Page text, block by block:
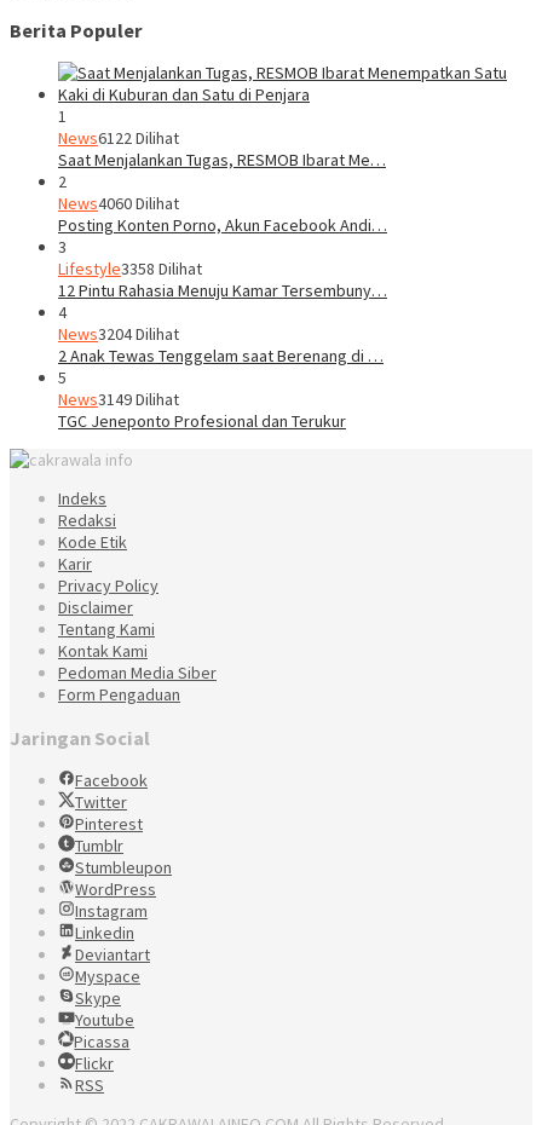
Berita Populer
1
News6122 Dilihat
Saat Menjalankan Tugas, RESMOB Ibarat Me…
2
News4060 Dilihat
Posting Konten Porno, Akun Facebook Andi…
3
Lifestyle3358 Dilihat
12 Pintu Rahasia Menuju Kamar Tersembuny…
4
News3204 Dilihat
2 Anak Tewas Tenggelam saat Berenang di …
5
News3149 Dilihat
TGC Jeneponto Profesional dan Terukur
Indeks
Redaksi
Kode Etik
Karir
Privacy Policy
Disclaimer
Tentang Kami
Kontak Kami
Pedoman Media Siber
Form Pengaduan
Jaringan Social
Facebook
Twitter
Pinterest
Tumblr
Stumbleupon
WordPress
Instagram
Linkedin
Deviantart
Myspace
Skype
Youtube
Picassa
Flickr
RSS